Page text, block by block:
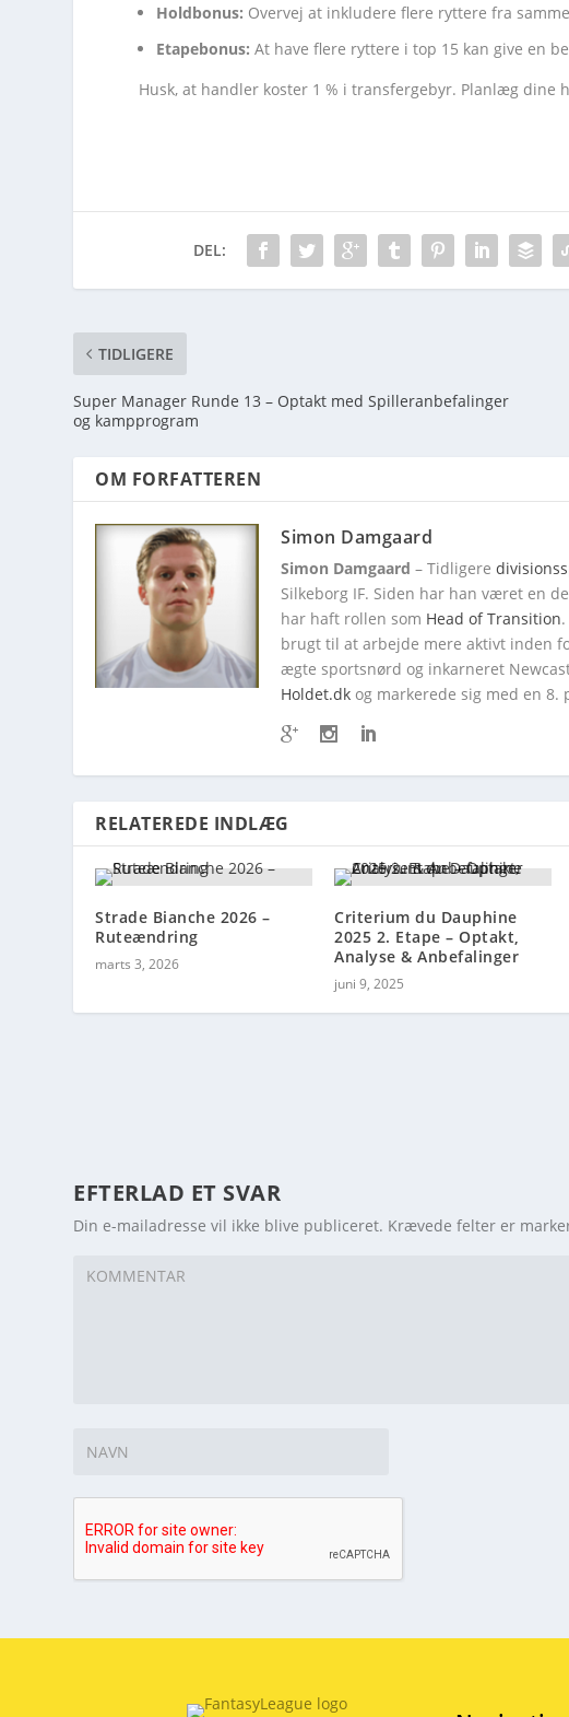
Holdbonus: Overvej at inkludere flere ryttere fra
Etapebonus: At have flere ryttere i top 15 kan give en
Husk, at handler koster 1 % i transfergebyr. Planlæg
DEL:
TIDLIGERE
Super Manager Runde 13 – Optakt med Spilleranbefalinger
og kampprogram
OM FORFATTEREN
Simon Damgaard
Simon Damgaard – Tidligere
Silkeborg IF. Siden har han været en
har haft rollen som Head of Transition
brugt til at arbejde mere aktivt inden
ægte sportsnørd og inkarneret
Holdet.dk og markerede sig med en 8.
RELATEREDE INDLÆG
Strade Bianche 2026 –
Ruteændring
marts 3, 2026
Criterium du Dauphine
2025 2. Etape – Optakt,
Analyse & Anbefalinger
juni 9, 2025
EFTERLAD ET SVAR
Din e-mailadresse vil ikke blive publiceret. Krævede felter er